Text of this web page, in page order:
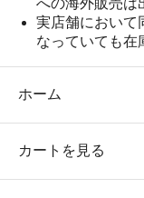
への海外販売は
実店舗において
なっていても在
ホーム
カートを見る